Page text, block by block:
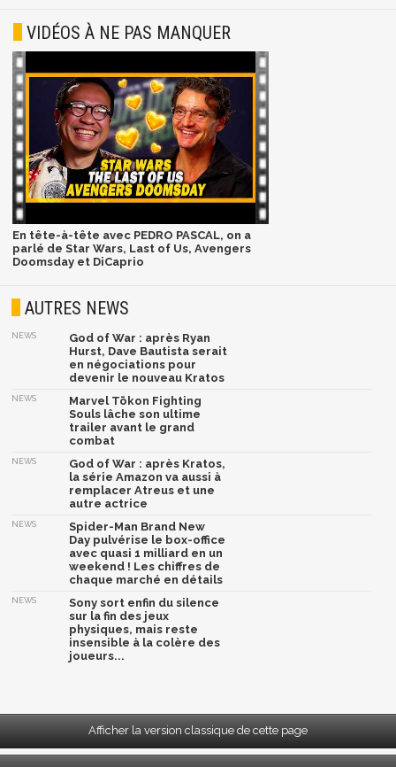
VIDÉOS À NE PAS MANQUER
En tête-à-tête avec PEDRO PASCAL, on a
parlé de Star Wars, Last of Us, Avengers
Doomsday et DiCaprio
AUTRES NEWS
NEWS
God of War : après Ryan
Hurst, Dave Bautista serait
en négociations pour
devenir le nouveau Kratos
NEWS
Marvel Tōkon Fighting
Souls lâche son ultime
trailer avant le grand
combat
NEWS
God of War : après Kratos,
la série Amazon va aussi à
remplacer Atreus et une
autre actrice
NEWS
Spider-Man Brand New
Day pulvérise le box-office
avec quasi 1 milliard en un
weekend ! Les chiffres de
chaque marché en détails
NEWS
Sony sort enfin du silence
sur la fin des jeux
physiques, mais reste
insensible à la colère des
joueurs...
Afficher la version classique de cette page